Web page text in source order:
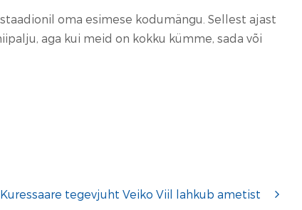
oma esimese kodumängu. Sellest ajast
aga kui meid on kokku kümme, sada või
Kuressaare tegevjuht Veiko Viil lahkub ametist